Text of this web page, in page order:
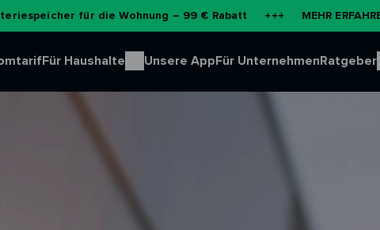
für die Wohnung – 99 € Rabatt +++ MEHR ERFAHREN +++
Für Haushalte Unsere AppFür UnternehmenRatgeber